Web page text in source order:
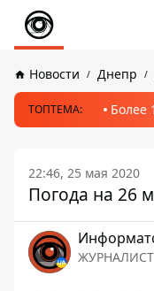
Новости Днепр
ТОПТЕМА: Более
22:46, 25 мая 2020
Погода на 26
ЖУРНАЛИСТ